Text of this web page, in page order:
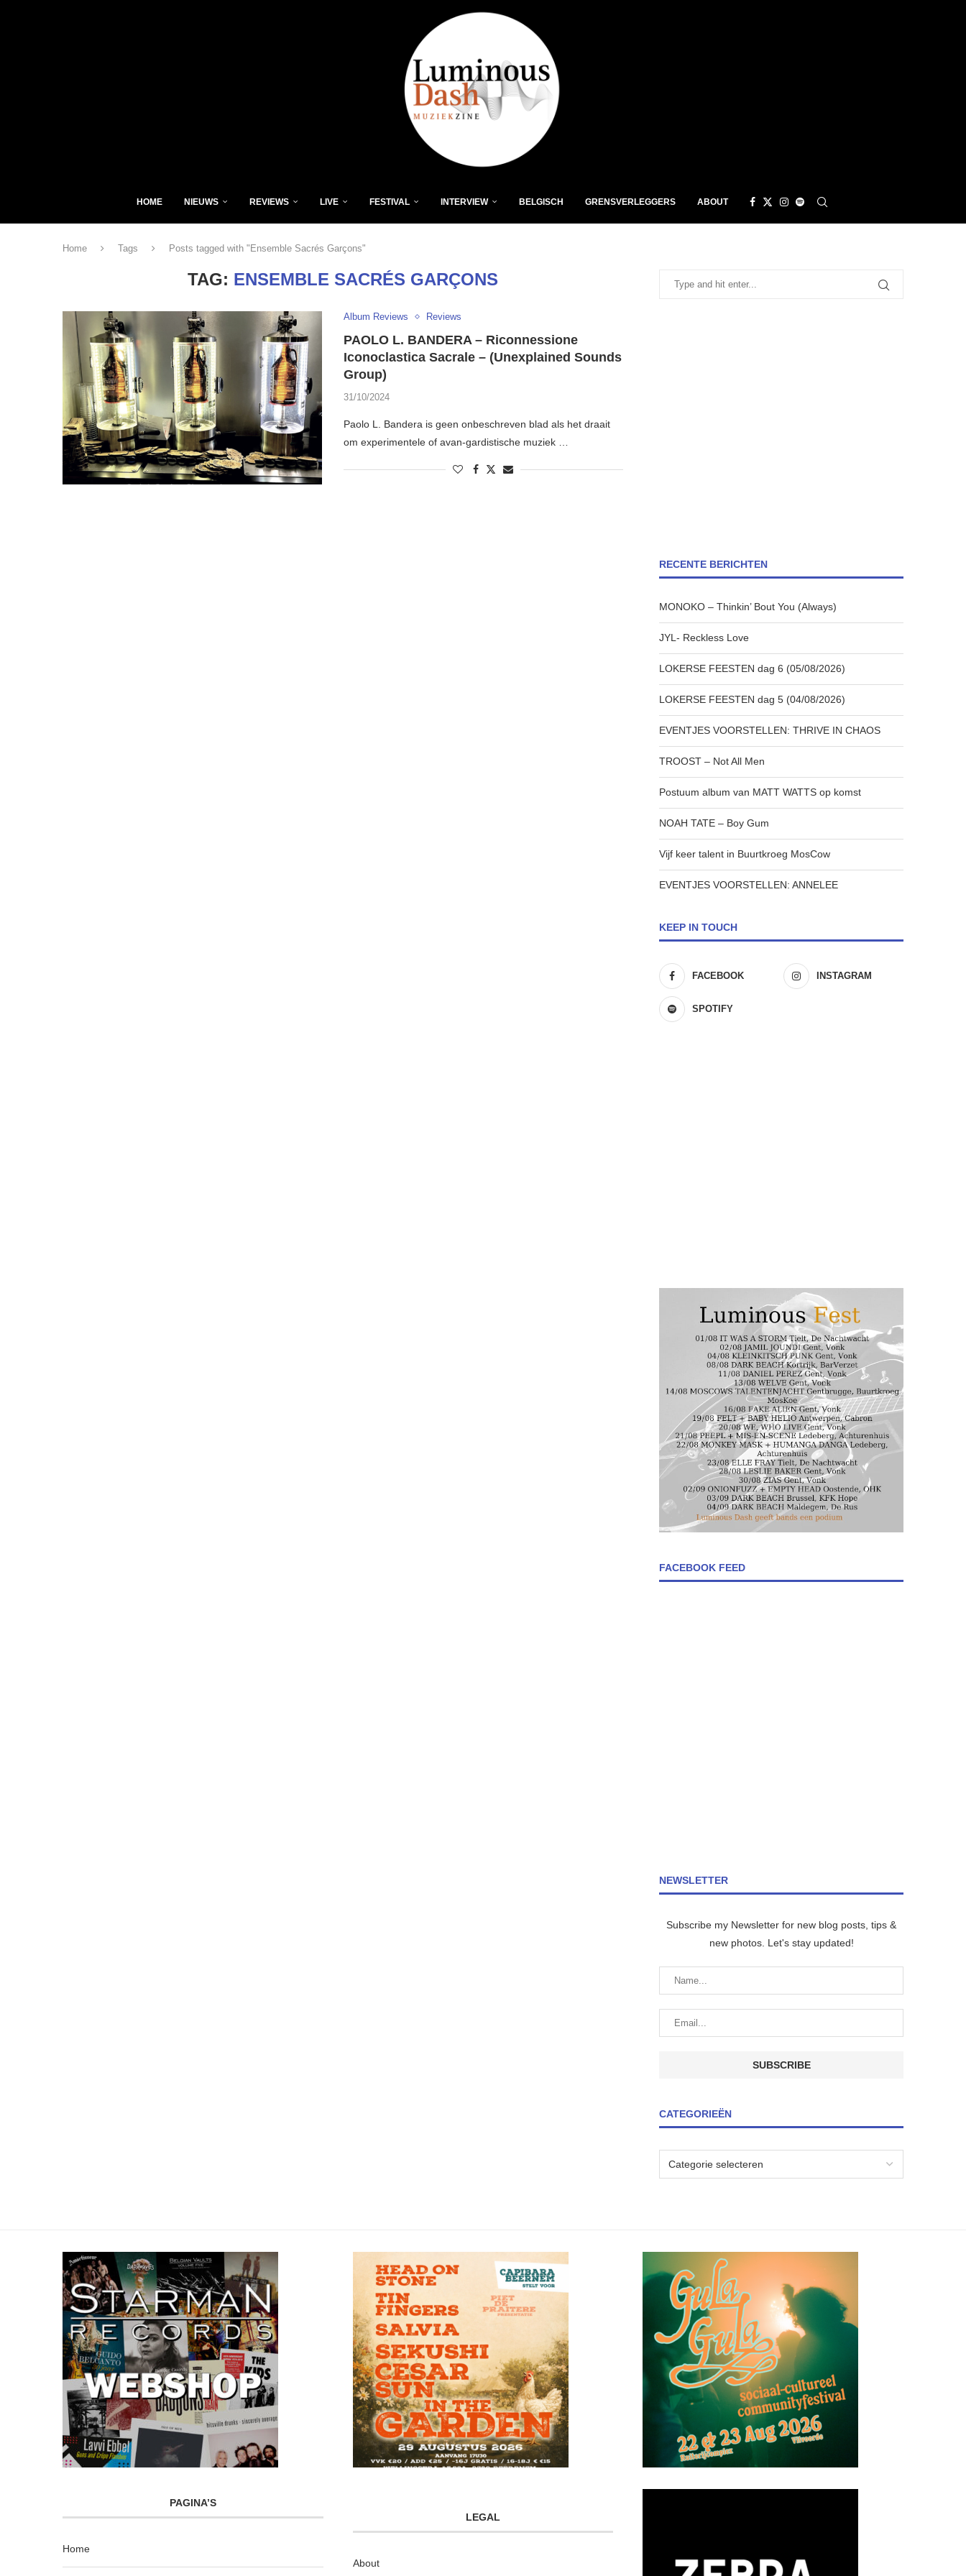
HOME NIEUWS REVIEWS LIVE FESTIVAL INTERVIEW BELGISCH GRENSVERLEGGERS ABOUT
Home Tags Posts tagged with "Ensemble Sacrés Garçons"
TAG: ENSEMBLE SACRÉS GARÇONS
Album Reviews Reviews
PAOLO L. BANDERA – Riconnessione
Iconoclastica Sacrale – (Unexplained Sounds
Group)
31/10/2024
Paolo L. Bandera is geen onbeschreven blad als het draait
om experimentele of avan-gardistische muziek …
RECENTE BERICHTEN
MONOKO – Thinkin’ Bout You (Always)
JYL- Reckless Love
LOKERSE FEESTEN dag 6 (05/08/2026)
LOKERSE FEESTEN dag 5 (04/08/2026)
EVENTJES VOORSTELLEN: THRIVE IN CHAOS
TROOST – Not All Men
Postuum album van MATT WATTS op komst
NOAH TATE – Boy Gum
Vijf keer talent in Buurtkroeg MosCow
EVENTJES VOORSTELLEN: ANNELEE
KEEP IN TOUCH
FACEBOOK INSTAGRAM
SPOTIFY
FACEBOOK FEED
NEWSLETTER
Subscribe my Newsletter for new blog posts, tips &
new photos. Let's stay updated!
CATEGORIEËN
PAGINA’S
Home
LEGAL
About